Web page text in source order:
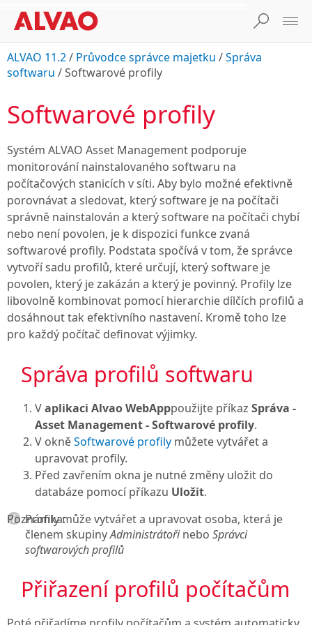
ALVAO 11.2/ Průvodce správce majetku /Správa
softwaru /Softwarové profily
Softwarové profily
Systém ALVAO Asset Management podporuje
monitorování nainstalovaného softwaru na
počítačových stanicích v síti. Aby bylo možné efektivně
porovnávat a sledovat, který software je na počítači
správně nainstalován a který software na počítači chybí
nebo není povolen, je k dispozici funkce zvaná
softwarové profily. Podstata spočívá v tom, že správce
vytvoří sadu profilů, které určují, který software je
povolen, který je zakázán a který je povinný. Profily lze
libovolně kombinovat pomocí hierarchie dílčích profilů a
dosáhnout tak efektivního nastavení. Kromě toho lze
pro každý počítač definovat výjimky.
Správa profilů softwaru
Vaplikaci Alvao WebApppoužijte příkaz Správa -
Asset Management- Softwarové profily.
V okněSoftwarové profily můžete vytvářet a
upravovat profily.
Před zavřením okna je nutné změny uložit do
databáze pomocí příkazu Uložit.
Poznámka:
Profily může vytvářet a upravovat osoba, která je
členem skupinyAdministrátořinebo Správci
softwarových profilů
Přiřazení profilů počítačům